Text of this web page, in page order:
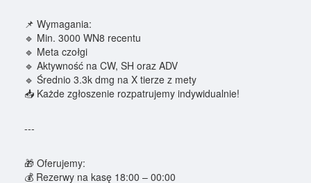
📌 Wymagania:
🔹 Min. 3000 WN8 recentu
🔹 Meta czołgi
🔹 Aktywność na CW, SH oraz ADV
🔹 Średnio 3.3k dmg na X tierze z mety
📥 Każde zgłoszenie rozpatrujemy indywidualnie!
---
🎁 Oferujemy:
💰 Rezerwy na kasę 18:00 – 00:00